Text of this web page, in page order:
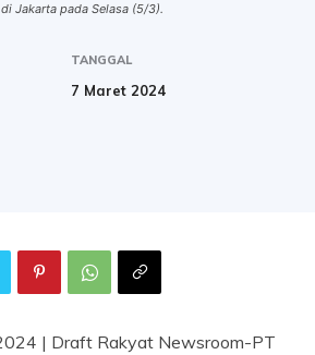
Jakarta pada Selasa (5/3).
TANGGAL
7 Maret 2024
| Draft Rakyat Newsroom-PT